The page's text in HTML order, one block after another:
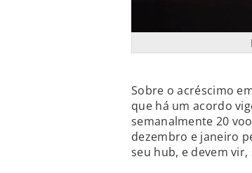
Sobre o acréscimo
que há um acordo
semanalmente 20
dezembro e janeiro
seu hub, e devem